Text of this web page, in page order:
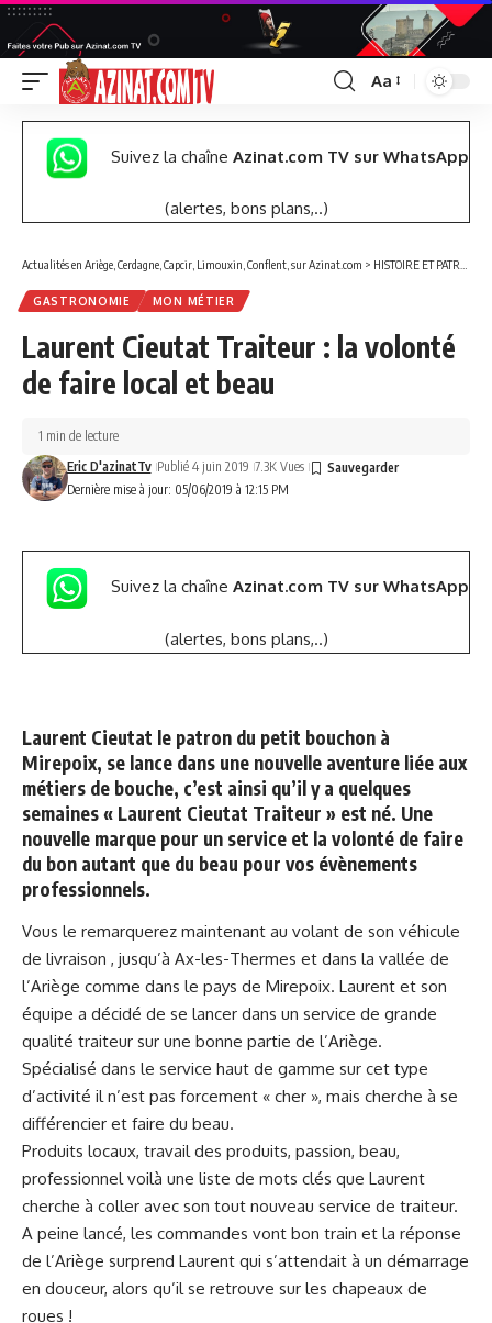
Font
Resizer
Aa
Suivez la chaîne Azinat.com TV sur WhatsApp
(alertes, bons plans,..)
Actualités en Ariège, Cerdagne, Capcir, Limouxin, Conflent, sur Azinat.com > HISTOIRE ET PATRIMOINE
GASTRONOMIE MON MÉTIER
Laurent Cieutat Traiteur : la volonté
de faire local et beau
Dernière mise à jour: 05/06/2019 à 12:15 PM
Eric D'azinatTv Publié 4 juin 2019 7.3K Vues
1 min de lecture
Suivez la chaîne Azinat.com TV sur WhatsApp
(alertes, bons plans,..)
Laurent Cieutat le patron du petit bouchon à
Mirepoix, se lance dans une nouvelle aventure liée aux
métiers de bouche, c’est ainsi qu’il y a quelques
semaines « Laurent Cieutat Traiteur » est né. Une
nouvelle marque pour un service et la volonté de faire
du bon autant que du beau pour vos évènements
professionnels.
Vous le remarquerez maintenant au volant de son véhicule
de livraison , jusqu’à Ax-les-Thermes et dans la vallée de
l’Ariège comme dans le pays de Mirepoix. Laurent et son
équipe a décidé de se lancer dans un service de grande
qualité traiteur sur une bonne partie de l’Ariège.
Spécialisé dans le service haut de gamme sur cet type
d’activité il n’est pas forcement « cher », mais cherche à se
différencier et faire du beau.
Produits locaux, travail des produits, passion, beau,
professionnel voilà une liste de mots clés que Laurent
cherche à coller avec son tout nouveau service de traiteur.
A peine lancé, les commandes vont bon train et la réponse
de l’Ariège surprend Laurent qui s’attendait à un démarrage
en douceur, alors qu’il se retrouve sur les chapeaux de
roues !